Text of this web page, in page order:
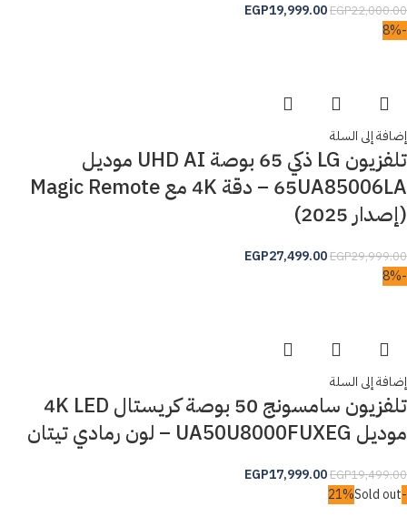
EGP22,000.00
EGP19,999.00
-8%
إضافة إلى السلة
تلفزيون LG ذكي 65 بوصة UHD AI موديل
65UA85006LA – دقة 4K مع Magic Remote
(إصدار 2025)
EGP29,999.00
EGP27,499.00
-8%
إضافة إلى السلة
تلفزيون سامسونج 50 بوصة كريستال 4K LED
موديل UA50U8000FUXEG – لون رمادي تيتان
EGP19,499.00
EGP17,999.00
-21%
Sold out